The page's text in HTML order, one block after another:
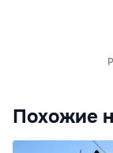
Похожие